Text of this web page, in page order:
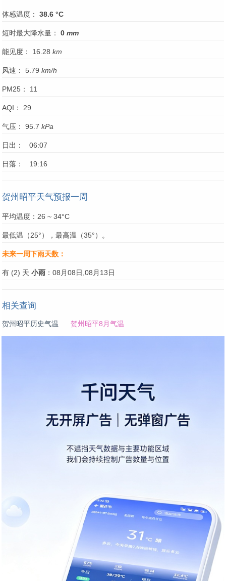
体感温度： 38.6 °C
短时最大降水量： 0 mm
能见度： 16.28 km
风速： 5.79 km/h
PM25： 11
AQI： 29
气压： 95.7 kPa
日出： 06:07
日落： 19:16
贺州昭平天气预报一周
平均温度：26 ~ 34°C
最低温（25°），最高温（35°）。
未来一周下雨天数：
有 (2) 天 小雨 ：08月08日,08月13日
相关查询
贺州昭平历史气温 贺州昭平8月气温